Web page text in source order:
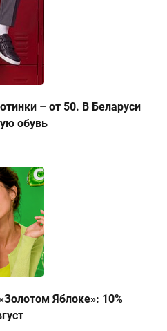
– от 50. В Беларуси
обувь
Яблоке»: 10%